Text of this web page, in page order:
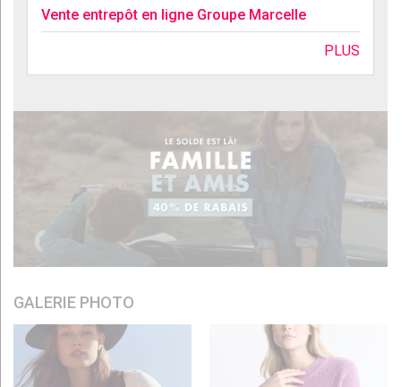
Vente entrepôt en ligne Groupe Marcelle
PLUS
GALERIE PHOTO